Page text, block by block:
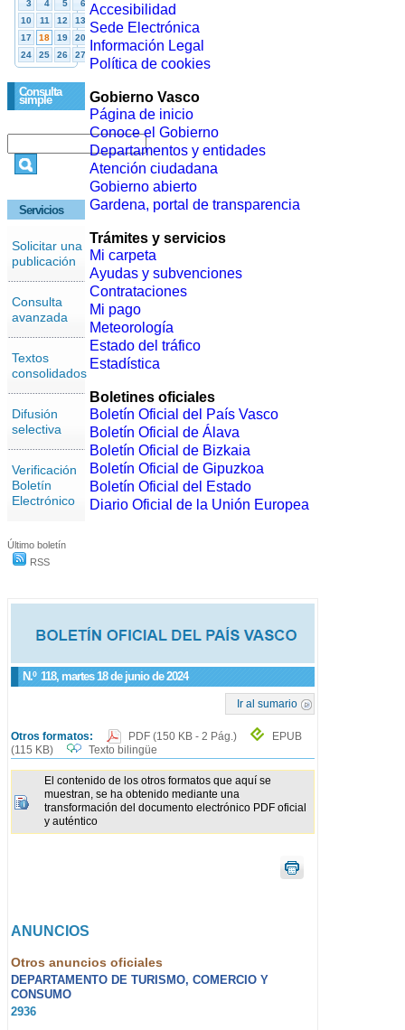
Consulta
simple
Servicios
Solicitar una
publicación
Consulta
avanzada
Textos
consolidados
Difusión
selectiva
Verificación
Boletín
Electrónico
Último boletín
RSS
N.º 118, martes 18 de junio de 2024
Ir al sumario
Otros formatos: PDF (150 KB - 2 Pág.)
EPUB
(115 KB)
Texto bilingüe
El contenido de los otros formatos que aquí se
muestran, se ha obtenido mediante una
transformación del documento electrónico PDF oficial
y auténtico
ANUNCIOS
Otros anuncios oficiales
DEPARTAMENTO DE TURISMO, COMERCIO Y
CONSUMO
2936
Accesibilidad
Sede Electrónica
Información Legal
Política de cookies
Gobierno Vasco
Página de inicio
Conoce el Gobierno
Departamentos y entidades
Atención ciudadana
Gobierno abierto
Gardena, portal de transparencia
Trámites y servicios
Mi carpeta
Ayudas y subvenciones
Contrataciones
Mi pago
Meteorología
Estado del tráfico
Estadística
Boletines oficiales
Boletín Oficial del País Vasco
Boletín Oficial de Álava
Boletín Oficial de Bizkaia
Boletín Oficial de Gipuzkoa
Boletín Oficial del Estado
Diario Oficial de la Unión Europea